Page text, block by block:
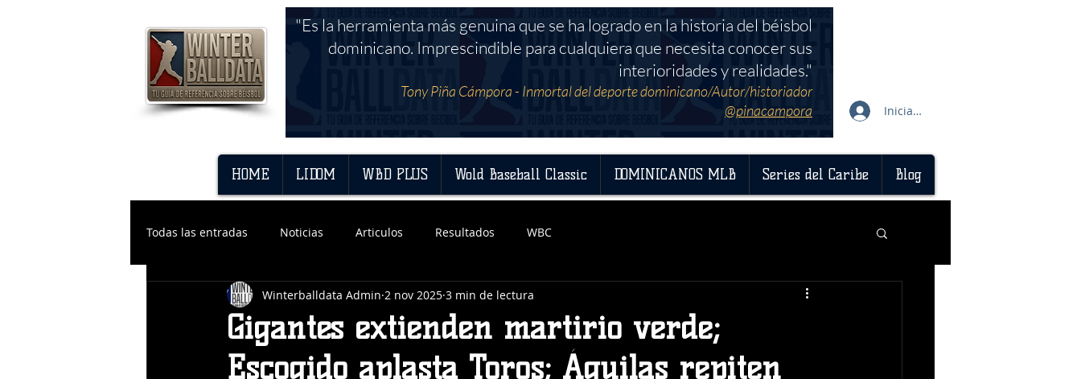
Iniciar sesión
HOME LIDOM WBD PLUS Wold Baseball Classic DOMINICANOS MLB Series del Caribe Blog
"Es la herramienta más genuina que se ha logrado en la historia del béisbol
dominicano. Imprescindible para cualquiera que necesita conocer sus
interioridades y realidades."
Tony Piña Cámpora - Inmortal del deporte dominicano/Autor/historiador
@pinacampora
Todas las entradas Noticias Articulos Resultados WBC
Gigantes extienden martirio verde;
Escogido aplasta Toros; Águilas repiten
Winterballdata Admin 2 nov 2025 3 min de lectura